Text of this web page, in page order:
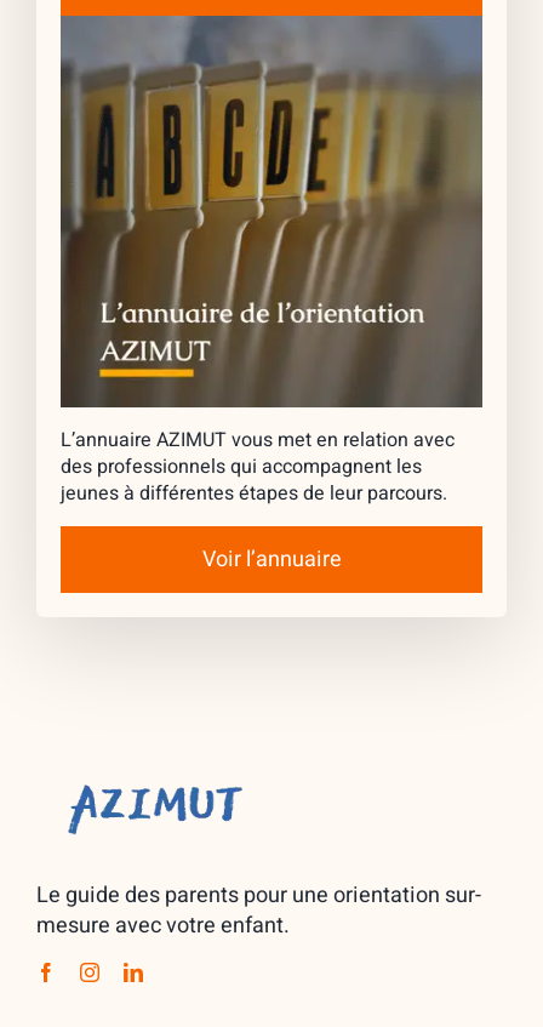
L’annuaire AZIMUT vous met en relation avec
des professionnels qui accompagnent les
jeunes à différentes étapes de leur parcours.
Voir l’annuaire
Le guide des parents pour une orientation sur-
mesure avec votre enfant.